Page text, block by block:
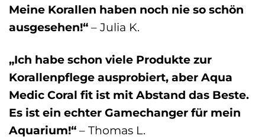
Meine Korallen haben noch nie so schön
ausgesehen!“ – Julia K.
„Ich habe schon viele Produkte zur
Korallenpflege ausprobiert, aber Aqua
Medic Coral fit ist mit Abstand das Beste.
Es ist ein echter Gamechanger für mein
Aquarium!“ – Thomas L.